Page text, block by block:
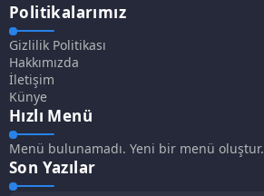
Politikalarımız
Gizlilik Politikası
Hakkımızda
İletişim
Künye
Hızlı Menü
Menü bulunamadı. Yeni bir menü oluştur.
Son Yazılar